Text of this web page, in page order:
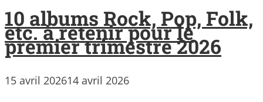
10 albums Rock, Pop, Folk,
etc. à retenir pour le
premier trimestre 2026
15 avril 202614 avril 2026